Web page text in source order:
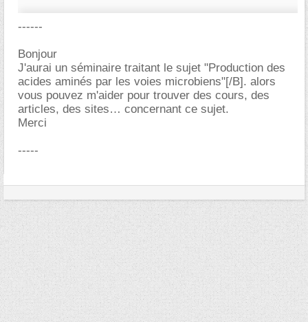
------
Bonjour
J'aurai un séminaire traitant le sujet "Production des
acides aminés par les voies microbiens"[/B]. alors
vous pouvez m'aider pour trouver des cours, des
articles, des sites… concernant ce sujet.
Merci
-----